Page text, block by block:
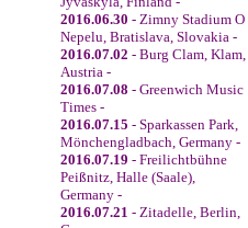
2016.06.30 - Zimny Stadium O
Nepelu, Bratislava, Slovakia -
2016.07.02 - Burg Clam, Klam,
Austria -
2016.07.08 - Greenwich Music
Times -
2016.07.15 - Sparkassen Park,
Mönchengladbach, Germany -
2016.07.19 - Freilichtbühne
Peißnitz, Halle (Saale),
Germany -
2016.07.21 - Zitadelle, Berlin,